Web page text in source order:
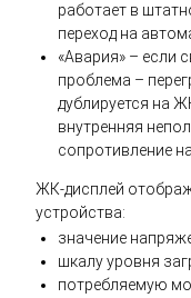
работает в
переход на
«Авария» – если
проблема –
дублируется на
внутренняя
сопротивление
ЖК-дисплей
устройства:
значение
шкалу уровня
потребляемую